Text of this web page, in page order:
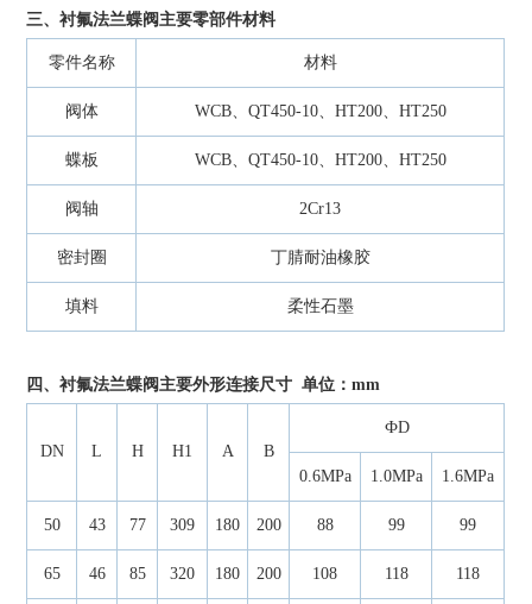
三、衬氟法兰蝶阀主要零部件材料
零件名称 材料
阀体 WCB、QT450-10、HT200、HT250
蝶板 WCB、QT450-10、HT200、HT250
阀轴 2Cr13
密封圈 丁腈耐油橡胶
填料 柔性石墨
四、衬氟法兰蝶阀主要外形连接尺寸 单位：mm
DN L H H1 A B
ФD
0.6MPa 1.0MPa 1.6MPa
50 43 77 309 180 200 88 99 99
65 46 85 320 180 200 108 118 118